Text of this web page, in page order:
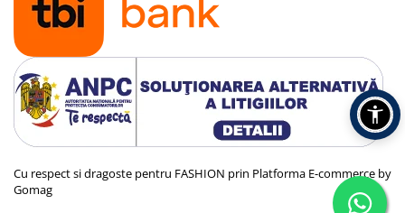
Cu respect si dragoste pentru FASHION prin Platforma E-commerce by
Gomag